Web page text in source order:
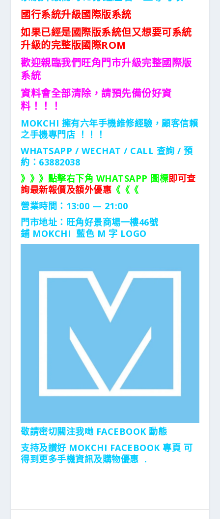
國行系統升級國際版系統
如果已經是國際版系統但又想要可系統
升級的完整版國際ROM
歡迎親臨我們旺角門市升級完整國際版
系統
資料會全部清除，請預先備份好資
料！！！
MOKCHI 擁有六年手機維修經驗，顧客信賴
之手機專門店 ！！！
WHATSAPP / WECHAT / CALL 查詢 / 預
約：63882038
》》》點擊右下角 WHATSAPP 圖標即可查
詢最新報價及額外優惠 《《《
營業時間：13:00 — 21:00
門市地址： 旺角好景商場一樓46號
鋪 MOKCHI 藍色 M 字 LOGO
敬請密切關注我哋 FACEBOOK 動態
支持及讃好 MOKCHI FACEBOOK 專頁 可
得到更多手機資訊及購物優惠 .